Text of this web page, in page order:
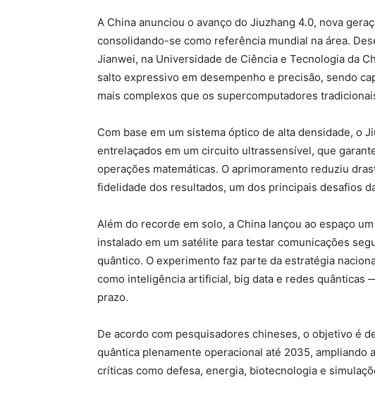
A China anunciou o avanço do Jiuzhang 4.0, nova
consolidando-se como referência mundial na área.
Jianwei, na Universidade de Ciência e Tecnologia da
salto expressivo em desempenho e precisão, sendo
mais complexos que os supercomputadores
Com base em um sistema óptico de alta densidade, o
entrelaçados em um circuito ultrassensível, que
operações matemáticas. O aprimoramento reduziu
fidelidade dos resultados, um dos principais desafios
Além do recorde em solo, a China lançou ao espaço
instalado em um satélite para testar comunicações
quântico. O experimento faz parte da estratégia
como inteligência artificial, big data e redes quânticas
prazo.
De acordo com pesquisadores chineses, o objetivo é
quântica plenamente operacional até 2035, ampliando
críticas como defesa, energia, biotecnologia e